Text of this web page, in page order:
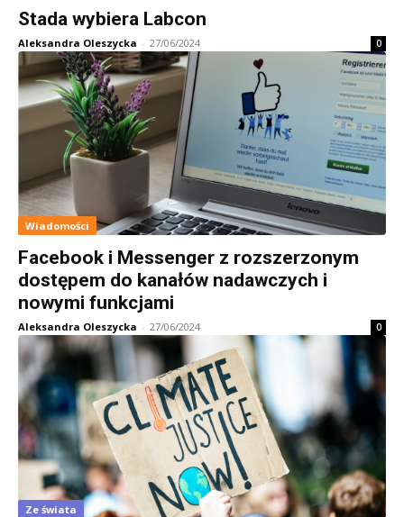
Stada wybiera Labcon
Aleksandra Oleszycka - 27/06/2024 0
Wiadomości
Facebook i Messenger z rozszerzonym
dostępem do kanałów nadawczych i
nowymi funkcjami
Aleksandra Oleszycka - 27/06/2024 0
Ze świata